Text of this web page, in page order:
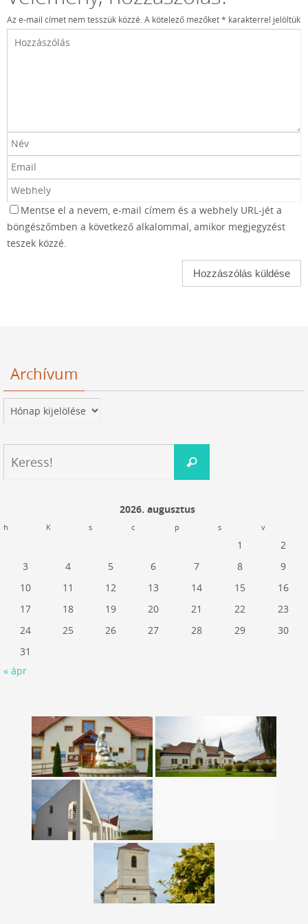
Az e-mail címet nem tesszük közzé.A kötelező mezőket* karakterrel jelöltük
Mentse el a nevem, e-mail címem és a webhely URL-jét a
böngészőmben a következő alkalommal, amikor megjegyzést
teszek közzé.
Archívum
Archívum
Keress!
2026. augusztus
h K s c p s v
1
2
3
4 5 6 7 8
9
10
11 12 13 14 15
16
17
18 19 20 21 22
23
24
25 26 27 28 29
30
31
« ápr